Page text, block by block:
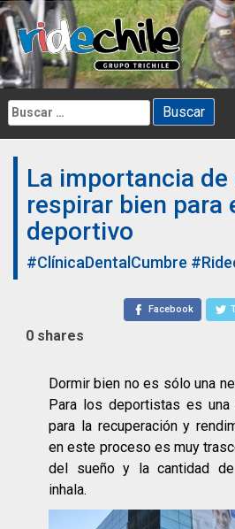
Skip
to
content
Buscar:
La importancia
respirar bien para
deportivo
#ClínicaDentalCumbre
Facebook
0 shares
Dormir bien no es sólo una
Para los deportistas es una
para la recuperación y
en este proceso es muy
del sueño y la cantidad
inhala.